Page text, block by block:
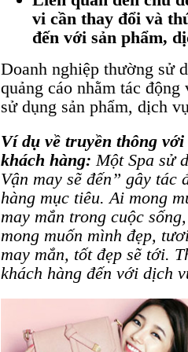
vi cần thay đổi và
đến với sản phẩm,
Doanh nghiệp thường sử
quảng cáo nhằm tác
sử dụng sản phẩm, dịch
Ví dụ về truyền thông
khách hàng: MộtSpa sử
Vận may sẽ đến” gây tác
hàng mục tiêu.Ai mong
may mắn trong cuộc
mong muốn mình đẹp,
may mắn, tốt đẹp sẽ tới.
khách hàng đến với dịch